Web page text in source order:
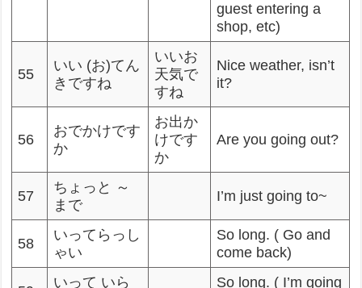
guest entering a
shop, etc)
55
いい (お)てん
きですね
いいお
天気で
すね
Nice weather, isn’t
it?
56
おでかけです
か
お出か
けです
か
Are you going out?
57
ちょっと ～
まで
I’m just going to~
58
いってらっし
ゃい
So long. ( Go and
come back)
いって いら So long. ( I’m going